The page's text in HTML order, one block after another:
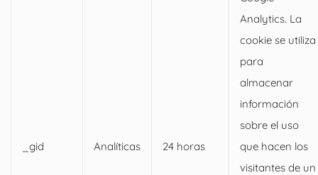
_gid Analíticas 24 horas
Analytics. La
cookie se utiliza
para
almacenar
información
sobre el uso
que hacen los
visitantes de un